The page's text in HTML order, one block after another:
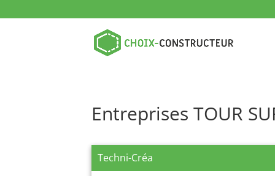
Entreprises TOUR
Techni-Créa